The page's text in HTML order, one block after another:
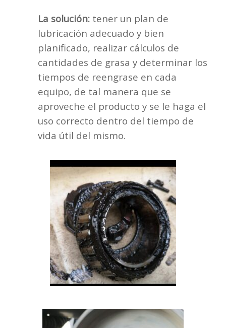
La solución: tener un plan de
lubricación adecuado y bien
planificado, realizar cálculos de
cantidades de grasa y determinar los
tiempos de reengrase en cada
equipo, de tal manera que se
aproveche el producto y se le haga el
uso correcto dentro del tiempo de
vida útil del mismo.